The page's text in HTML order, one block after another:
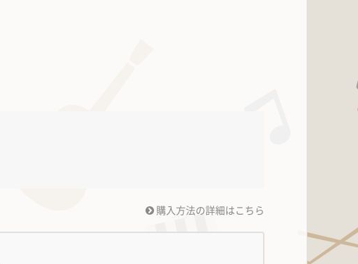
購入方法の詳細はこちら